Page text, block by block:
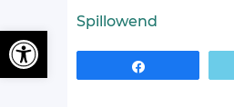
Spillowend
Ouvrir la barre d’outils